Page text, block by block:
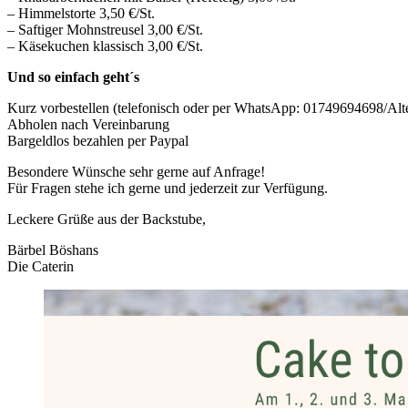
– Himmelstorte 3,50 €/St.
– Saftiger Mohnstreusel 3,00 €/St.
– Käsekuchen klassisch 3,00 €/St.
Und so einfach geht´s
Kurz vorbestellen (telefonisch oder per WhatsApp: 01749694698/
Abholen nach Vereinbarung
Bargeldlos bezahlen per Paypal
Besondere Wünsche sehr gerne auf Anfrage!
Für Fragen stehe ich gerne und jederzeit zur Verfügung.
Leckere Grüße aus der Backstube,
Bärbel Böshans
Die Caterin